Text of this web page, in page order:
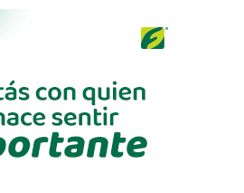
a las víctimas en el lugar y
asistenciales para continuar
Las autoridades insisten en la
precauciones al volante,
el período vacacional, cuando
en las principales carreteras